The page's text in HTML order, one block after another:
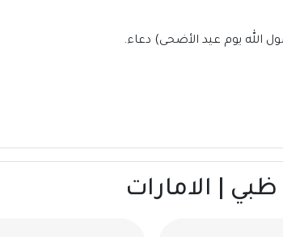
الله يوم عيد الأضحى) دعاء.